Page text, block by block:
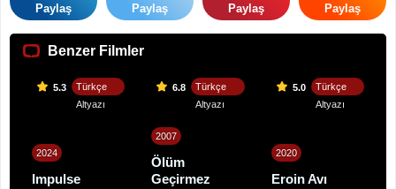
Paylaş
Paylaş
Paylaş
Paylaş
Benzer Filmler
5.3
Türkçe
Altyazı
2024
Impulse
6.8
Türkçe
Altyazı
2007
Ölüm
Geçirmez
5.0
Türkçe
Altyazı
2020
Eroin Avı